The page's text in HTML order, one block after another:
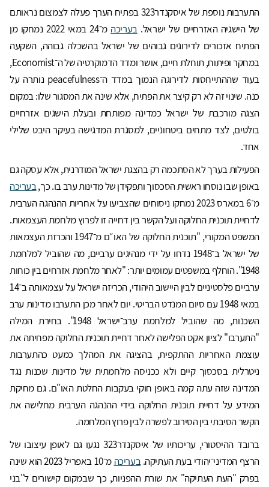
התערבות נוספת של איסקנדר323 בפתיח הערך פעלה לצמצום נראותם
של הישגיה האזרחיים של ישראל.בעריכה
מ־24 במאי 2022 נמחקו מן
הפתיח אזכורים לדירוגים גבוהים של ישראל בהשכלה גבוהה, השקעה
במחקר ופיתוח, תוחלת חיים, אושר ומדד הדמוקרטיה של ה־Economist,
בעוד שההתייחסות לדירוגה הנמוך במדד ה־peacefulness נותרה על
כנה. שינוי זה לא רק קיצר את הפתיח, אלא שינה את המסגור שלו: במקום
הצגה מורכבת של ישראל כמדינה מפותחת ובעלת הישגים אזרחיים
בולטים, לצד מתחים ביטחוניים, למסגרת המדגישה בעיקר היבט שלילי
אחד.
הפעילות בערך לא הסתכמה רק בהצגת ישראל המודרנית, אלא עסקה גם
באופן שבו נוסחו ראשית הסכסוך ותפקידן של מדינות ערב בו. כך,בעריכה
מ־6 במארס 2023 נמחקו ניסוחים שהצביעו על אחריות ההנהגה הערבית
לדחיית תוכנית החלוקה ועל הקשר בין דחייה זו לפרוץ מלחמת העצמאות.
המשפט המקורי, "תוכנית החלוקה של האו״ם מ־1947 והכרזת העצמאות
של ישראל ב־1948 נדחו על ידי מנהיגים ערביים, מה שהוביל למלחמת
1948". הוחלף במשפטים עמומים יותר: "לאחר מלחמת אזרחים בין כוחות
ערביים פלסטיניים לבין היישוב היהודי, הכריזה ישראל על עצמאותה ב־14
במאי 1948 עם סיום המנדט הבריטי. יום לאחר מכן התערבו מדינות ערב
השכנות, מה שהוביל למלחמת ערב־ישראל 1948". בחירת המילה
"התערבו" לציון אקט הפלישה לאחר דחיית תוכנית החלוקה מפחיתה את
עוצמת האחריות ההתקפית, בהציגה את המהלך כמעט כהתערבות
ניטרלית בסכסוך קיים ולא ככניסה מלחמתית של מדינות שכנות נגד
המדינה שזה עתה קמה באופן חוקי בעקבות החלטת האו"ם. גם מחיקת
המידע על דחיית תוכנית החלוקה בידי ההנהגה הערבית מחלישה את
הקשר הסיבתי בין הסירוב לפשרה לבין פרוץ המלחמה.
ברובד ההיסטורי, עריכותיו של איסקנדר323 נגעו גם לאופן עיצובו של
הרצף המדיני־יהודי בעת העתיקה.בעריכה
מ־10 באפריל 2023 הוא שינה
בפרק "העת העתיקה" את שורת ההפניות, כך שבמקום קישורים ל"בני